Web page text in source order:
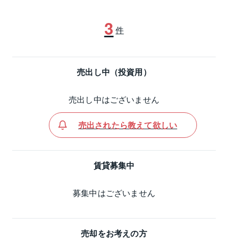
3 件
売出し中（投資用）
売出し中はございません
売出されたら教えて欲しい
賃貸募集中
募集中はございません
売却をお考えの方